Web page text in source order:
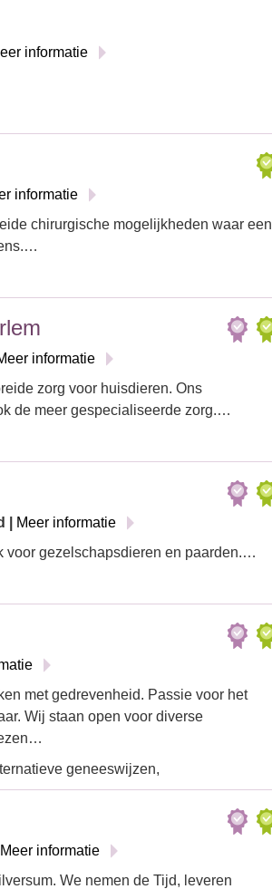
informatie
informatie
chirurgische mogelijkheden waar een
informatie
zorg voor huisdieren. Ons
de meer gespecialiseerde zorg.…
|
Meer informatie
voor gezelschapsdieren en paarden.…
met gedrevenheid. Passie voor het
Wij staan open voor diverse
geneeswijzen,
Meer informatie
We nemen de Tijd, leveren